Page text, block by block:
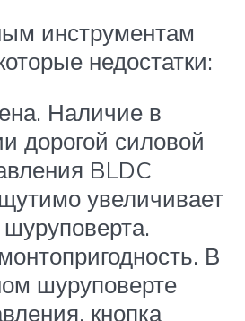
инструментам
недостатки:
Наличие в
дорогой силовой
BLDC
увеличивает
В
шуруповерте
кнопка